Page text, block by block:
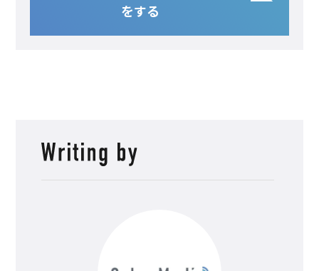
をする